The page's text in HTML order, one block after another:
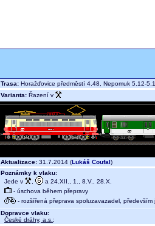
Trasa: Horažďovice předměstí 4.48, Nepomuk 5.12-
Varianta: Řazení v
Aktualizace: 31.7.2014 (Lukáš Coufal)
Poznámky k vlaku:
Jede v
a 24.XII., 1., 8.V., 28.X.
- úschova během přepravy
- rozšířená přeprava spoluzavazadel, především
Dopravce vlaku:
České dráhy, a.s. ;